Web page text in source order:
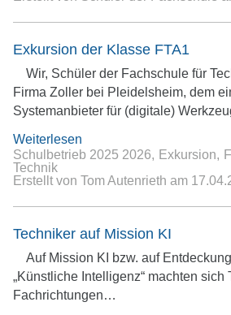
Exkursion der Klasse FTA1
Wir, Schüler der Fachschule für
Firma Zoller bei Pleidelsheim, dem
Systemanbieter für (digitale)
Weiterlesen
Schulbetrieb 2025 2026
Exkursion
Technik
Erstellt von Tom Autenrieth am
Techniker auf Mission KI
Auf Mission KI bzw. auf
„Künstliche Intelligenz“ machten sich
Fachrichtungen…